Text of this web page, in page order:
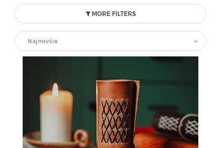
MORE FILTERS
Najnovšie